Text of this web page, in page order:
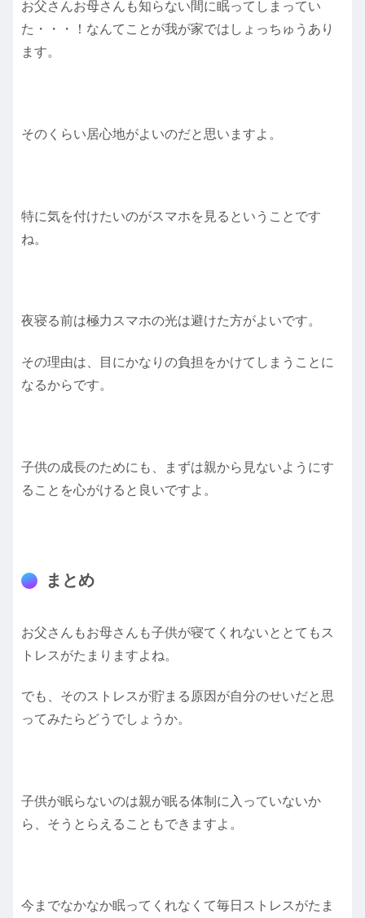
お父さんお母さんも知らない間に眠ってしまってい
た・・・！なんてことが我が家ではしょっちゅうあり
ます。
そのくらい居心地がよいのだと思いますよ。
特に気を付けたいのがスマホを見るということです
ね。
夜寝る前は極力スマホの光は避けた方がよいです。
その理由は、目にかなりの負担をかけてしまうことに
なるからです。
子供の成長のためにも、まずは親から見ないようにす
ることを心がけると良いですよ。
まとめ
お父さんもお母さんも子供が寝てくれないととてもス
トレスがたまりますよね。
でも、そのストレスが貯まる原因が自分のせいだと思
ってみたらどうでしょうか。
子供が眠らないのは親が眠る体制に入っていないか
ら、そうとらえることもできますよ。
今までなかなか眠ってくれなくて毎日ストレスがたま